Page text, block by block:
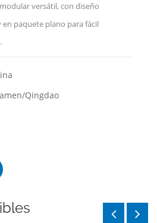
versátil, con diseño
paquete plano para fácil
Qingdao